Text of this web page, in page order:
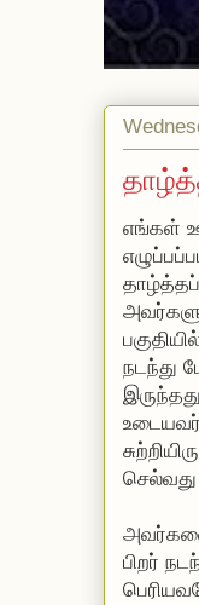
எங்கள்
நடந்து
பிறர்